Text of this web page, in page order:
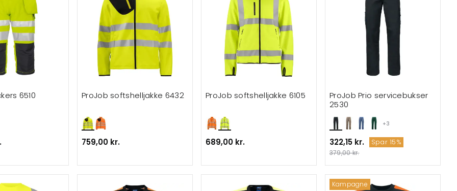
6510 ProJob softshelljakke 6432
759,00 kr.
ProJob softshelljakke 6105
689,00 kr.
+3
ProJob Prio servicebukser
2530
322,15 kr. Spar 15%
379,00 kr.
Kampagne